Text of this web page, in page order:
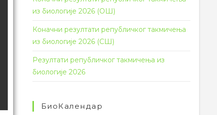
из биологије 2026 (ОШ)
Коначни резултати републичког такмичења
из биологије 2026 (СШ)
Резултати републичког такмичења из
биологије 2026
БиоКалендар